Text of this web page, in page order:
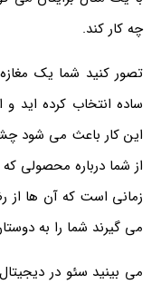
چه کار کند.
تصور کنید شما یک
ساده انتخاب کرده اید
این کار باعث می شود
از شما درباره محصولی
زمانی است که آن ها
می گیرند شما را به
می بینید سئو در